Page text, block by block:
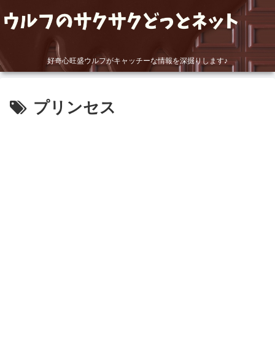
好奇心旺盛ウルフがキャッチーな情報を深掘りします♪
プリンセス